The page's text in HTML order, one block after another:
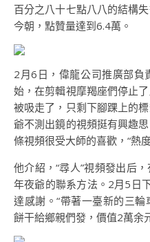
百分之八十七點八八的結構
今朝，點贊量達到6.4萬。
2月6日，偉龍公司推廣部負
始，在剪輯視摩羯座們停止
被吸走了，只剩下腳踝上的
爺不測出鏡的視頻挺有興趣
條視頻很受大師的喜歡，“熱
他介紹，“尋人”視頻發出后
年夜爺的聯系方法。2月5日
達感謝。“帶著一臺新的三
餅干給鄉親們發，價值2萬余